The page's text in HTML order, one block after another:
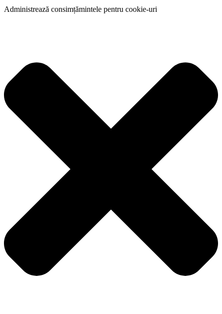
Administrează consimțămintele pentru cookie-uri